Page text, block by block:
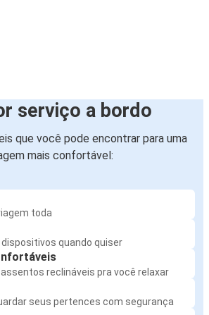
serviço a bordo
que você pode encontrar para uma
mais confortável:
toda
quando quiser
reclináveis pra você relaxar
seus pertences com segurança